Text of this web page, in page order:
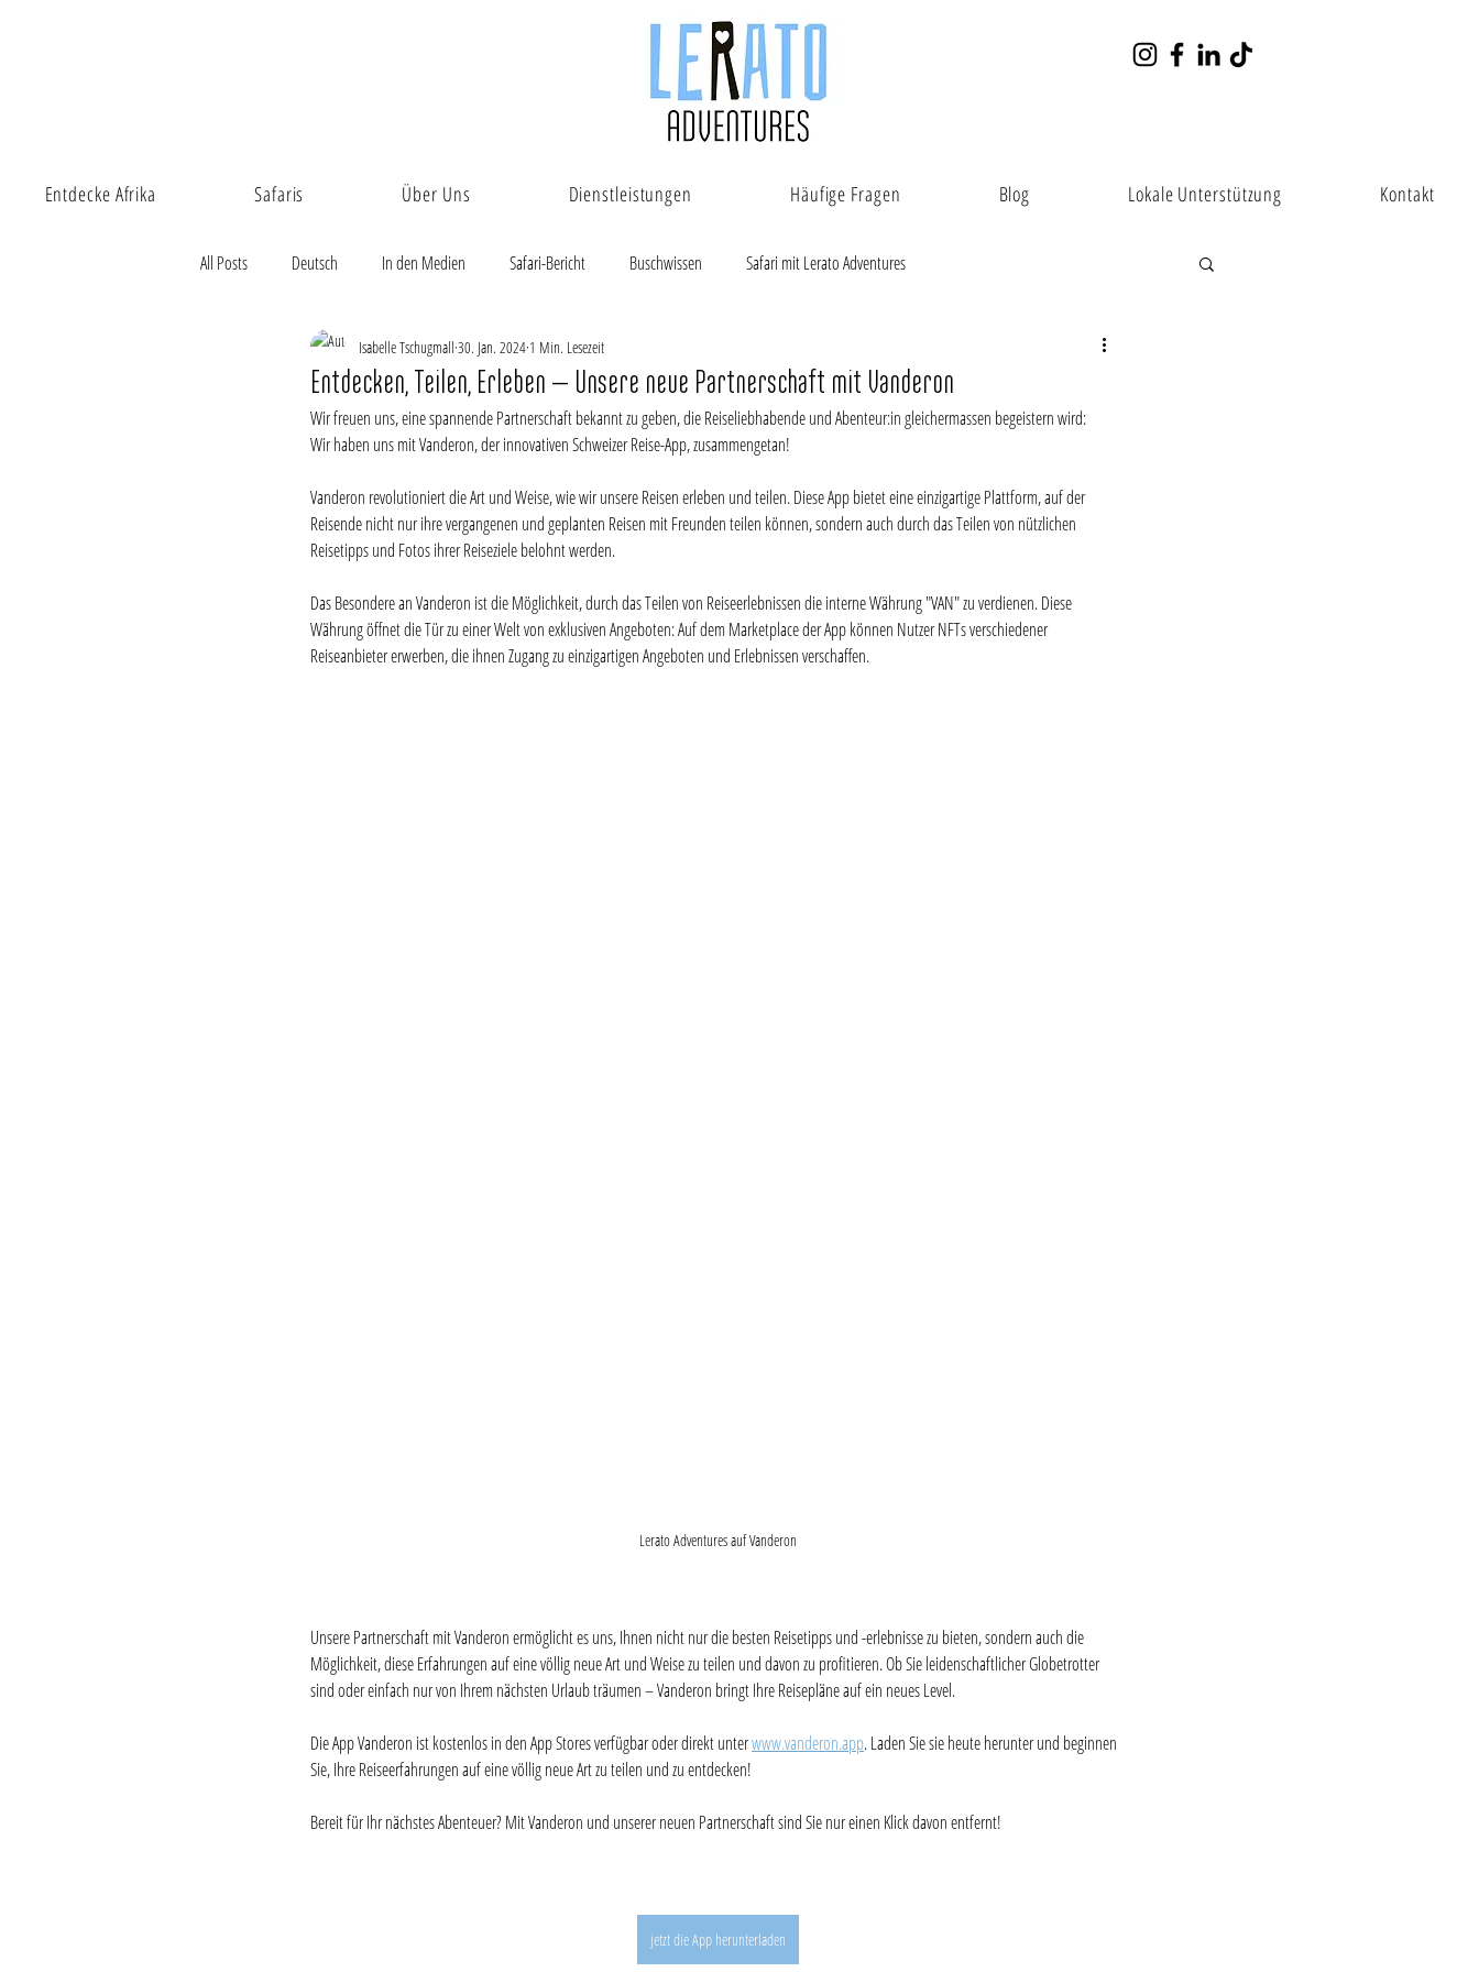
Entdecke Afrika Safaris Über Uns Dienstleistungen Häufige Fragen Blog Lokale Unterstützung Kontakt
All Posts Deutsch In den Medien Safari-Bericht Buschwissen Safari mit Lerato Adventures
Entdecken, Teilen, Erleben – Unsere neue Partnerschaft mit Vanderon
Isabelle Tschugmall 30. Jan. 2024 1 Min. Lesezeit
Wir freuen uns, eine spannende Partnerschaft bekannt zu geben, die Reiseliebhabende und Abenteur:in gleichermassen begeistern wird:
Wir haben uns mit Vanderon, der innovativen Schweizer Reise-App, zusammengetan!
Vanderon revolutioniert die Art und Weise, wie wir unsere Reisen erleben und teilen. Diese App bietet eine einzigartige Plattform, auf der
Reisende nicht nur ihre vergangenen und geplanten Reisen mit Freunden teilen können, sondern auch durch das Teilen von nützlichen
Reisetipps und Fotos ihrer Reiseziele belohnt werden.
Das Besondere an Vanderon ist die Möglichkeit, durch das Teilen von Reiseerlebnissen die interne Währung "VAN" zu verdienen. Diese
Währung öffnet die Tür zu einer Welt von exklusiven Angeboten: Auf dem Marketplace der App können Nutzer NFTs verschiedener
Reiseanbieter erwerben, die ihnen Zugang zu einzigartigen Angeboten und Erlebnissen verschaffen.
Lerato Adventures auf Vanderon
Unsere Partnerschaft mit Vanderon ermöglicht es uns, Ihnen nicht nur die besten Reisetipps und -erlebnisse zu bieten, sondern auch die
Möglichkeit, diese Erfahrungen auf eine völlig neue Art und Weise zu teilen und davon zu profitieren. Ob Sie leidenschaftlicher Globetrotter
sind oder einfach nur von Ihrem nächsten Urlaub träumen – Vanderon bringt Ihre Reisepläne auf ein neues Level.
Die App Vanderon ist kostenlos in den App Stores verfügbar oder direkt unter www.vanderon.app. Laden Sie sie heute herunter und beginnen
Sie, Ihre Reiseerfahrungen auf eine völlig neue Art zu teilen und zu entdecken!
Bereit für Ihr nächstes Abenteuer? Mit Vanderon und unserer neuen Partnerschaft sind Sie nur einen Klick davon entfernt!
jetzt die App herunterladen